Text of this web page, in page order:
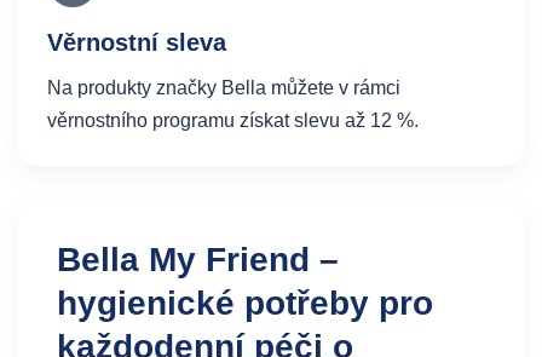
Věrnostní sleva
Na produkty značky Bella můžete v rámci
věrnostního programu získat slevu až 12 %.
Bella My Friend –
hygienické potřeby pro
každodenní péči o